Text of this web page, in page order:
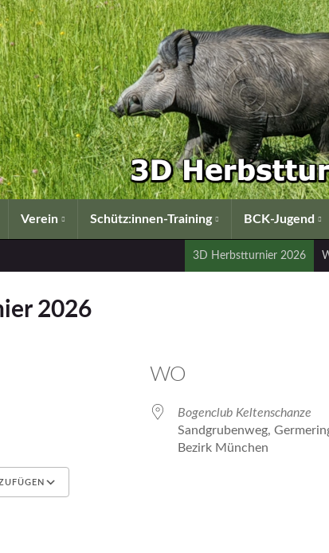
Verein Schütz:innen-Training BCK-Jugend
3D Herbstturnier 2026
2026
WO
Bogenclub Keltenschanze
Sandgrubenweg,
Bezirk München